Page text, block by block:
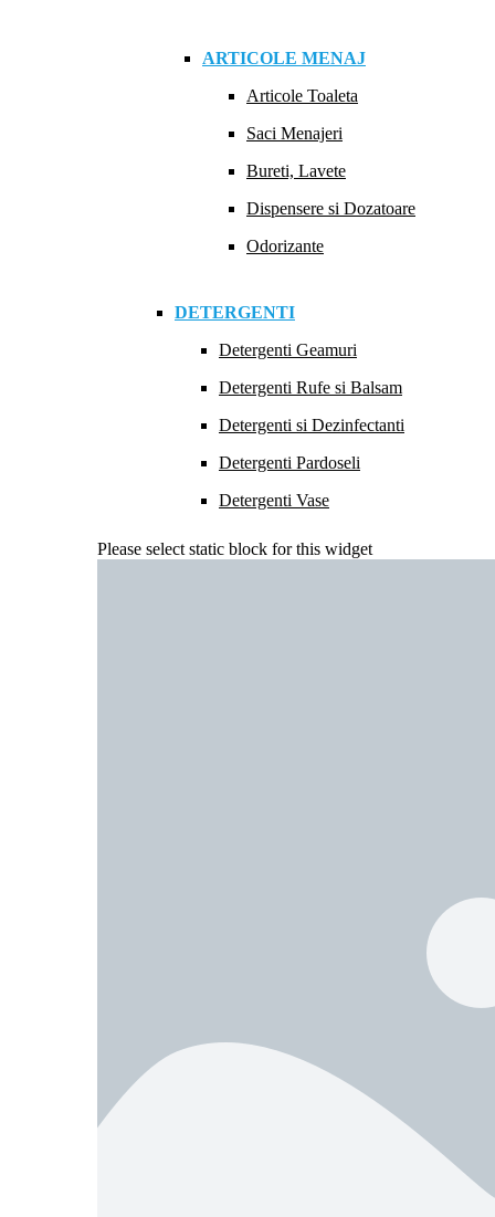
ARTICOLE MENAJ
Articole Toaleta
Saci Menajeri
Bureti, Lavete
Dispensere si Dozatoare
Odorizante
DETERGENTI
Detergenti Geamuri
Detergenti Rufe si Balsam
Detergenti si Dezinfectanti
Detergenti Pardoseli
Detergenti Vase
Please select static block for this widget